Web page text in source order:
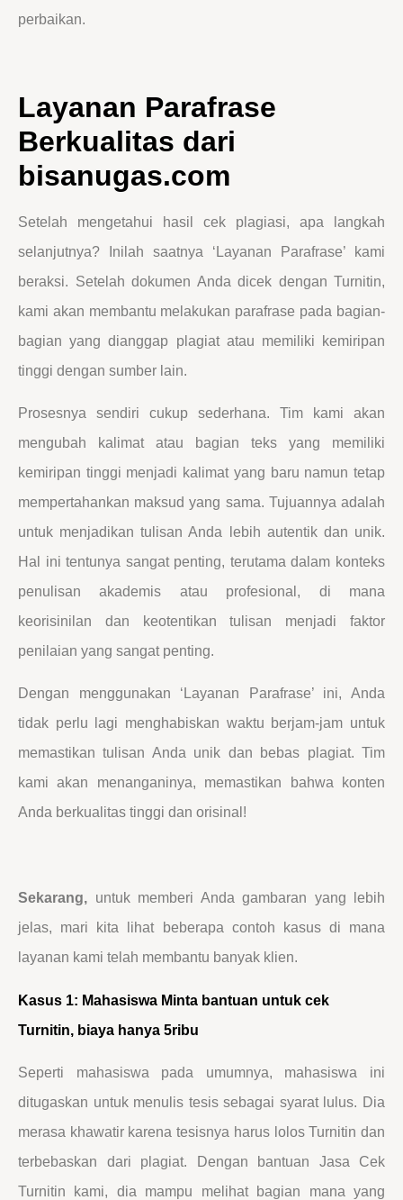
perbaikan.
Layanan Parafrase
Berkualitas dari
bisanugas.com
Setelah mengetahui hasil cek plagiasi, apa langkah
selanjutnya? Inilah saatnya ‘Layanan Parafrase’ kami
beraksi. Setelah dokumen Anda dicek dengan Turnitin,
kami akan membantu melakukan parafrase pada bagian-
bagian yang dianggap plagiat atau memiliki kemiripan
tinggi dengan sumber lain.
Prosesnya sendiri cukup sederhana. Tim kami akan
mengubah kalimat atau bagian teks yang memiliki
kemiripan tinggi menjadi kalimat yang baru namun tetap
mempertahankan maksud yang sama. Tujuannya adalah
untuk menjadikan tulisan Anda lebih autentik dan unik.
Hal ini tentunya sangat penting, terutama dalam konteks
penulisan akademis atau profesional, di mana
keorisinilan dan keotentikan tulisan menjadi faktor
penilaian yang sangat penting.
Dengan menggunakan ‘Layanan Parafrase’ ini, Anda
tidak perlu lagi menghabiskan waktu berjam-jam untuk
memastikan tulisan Anda unik dan bebas plagiat. Tim
kami akan menanganinya, memastikan bahwa konten
Anda berkualitas tinggi dan orisinal!
Sekarang, untuk memberi Anda gambaran yang lebih
jelas, mari kita lihat beberapa contoh kasus di mana
layanan kami telah membantu banyak klien.
Kasus 1: Mahasiswa Minta bantuan untuk cek
Turnitin, biaya hanya 5ribu
Seperti mahasiswa pada umumnya, mahasiswa ini
ditugaskan untuk menulis tesis sebagai syarat lulus. Dia
merasa khawatir karena tesisnya harus lolos Turnitin dan
terbebaskan dari plagiat. Dengan bantuan Jasa Cek
Turnitin kami, dia mampu melihat bagian mana yang